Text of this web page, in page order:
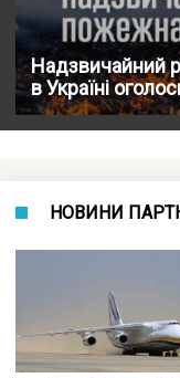
Надзвичайний
в Україні
НОВИНИ